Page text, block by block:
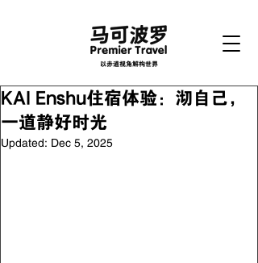
以赤道视角解构世界
KAI Enshu住宿体验：沏自己，
一道静好时光
Updated: Dec 5, 2025